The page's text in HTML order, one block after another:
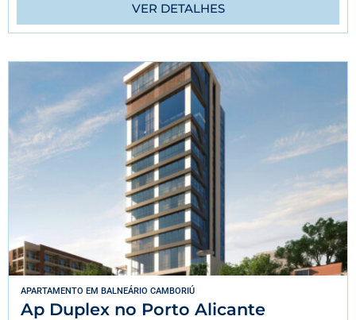
VER DETALHES
APARTAMENTO EM BALNEÁRIO CAMBORIÚ
Ap Duplex no Porto Alicante